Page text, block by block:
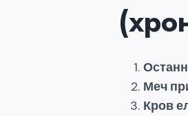
Меч
Кров